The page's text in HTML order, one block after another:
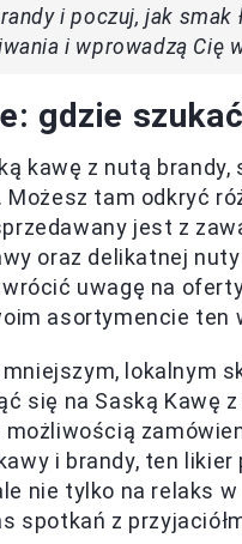
i poczuj, jak smak
i wprowadzą Cię
gdzie
kawę z nutą
tam odkryć
jest z
oraz delikatnej
uwagę na
asortymencie ten
lokalnym
się na Saską Kawę
i brandy, ten
nie tylko na relaks
spotkań z